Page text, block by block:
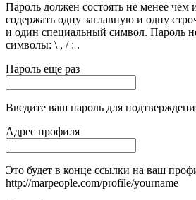
Пароль должен состоять не менее чем
содержать одну заглавную и одну
и один специальный символ. Пароль
символы: \ , / : .
Пароль еще раз
Введите ваш пароль для
Адрес профиля
Это будет в конце ссылки на ваш
http://marpeople.com/profile/yourname